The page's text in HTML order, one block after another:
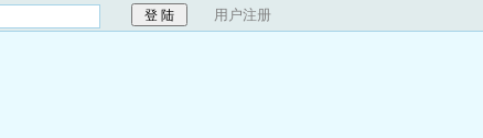
用户注册